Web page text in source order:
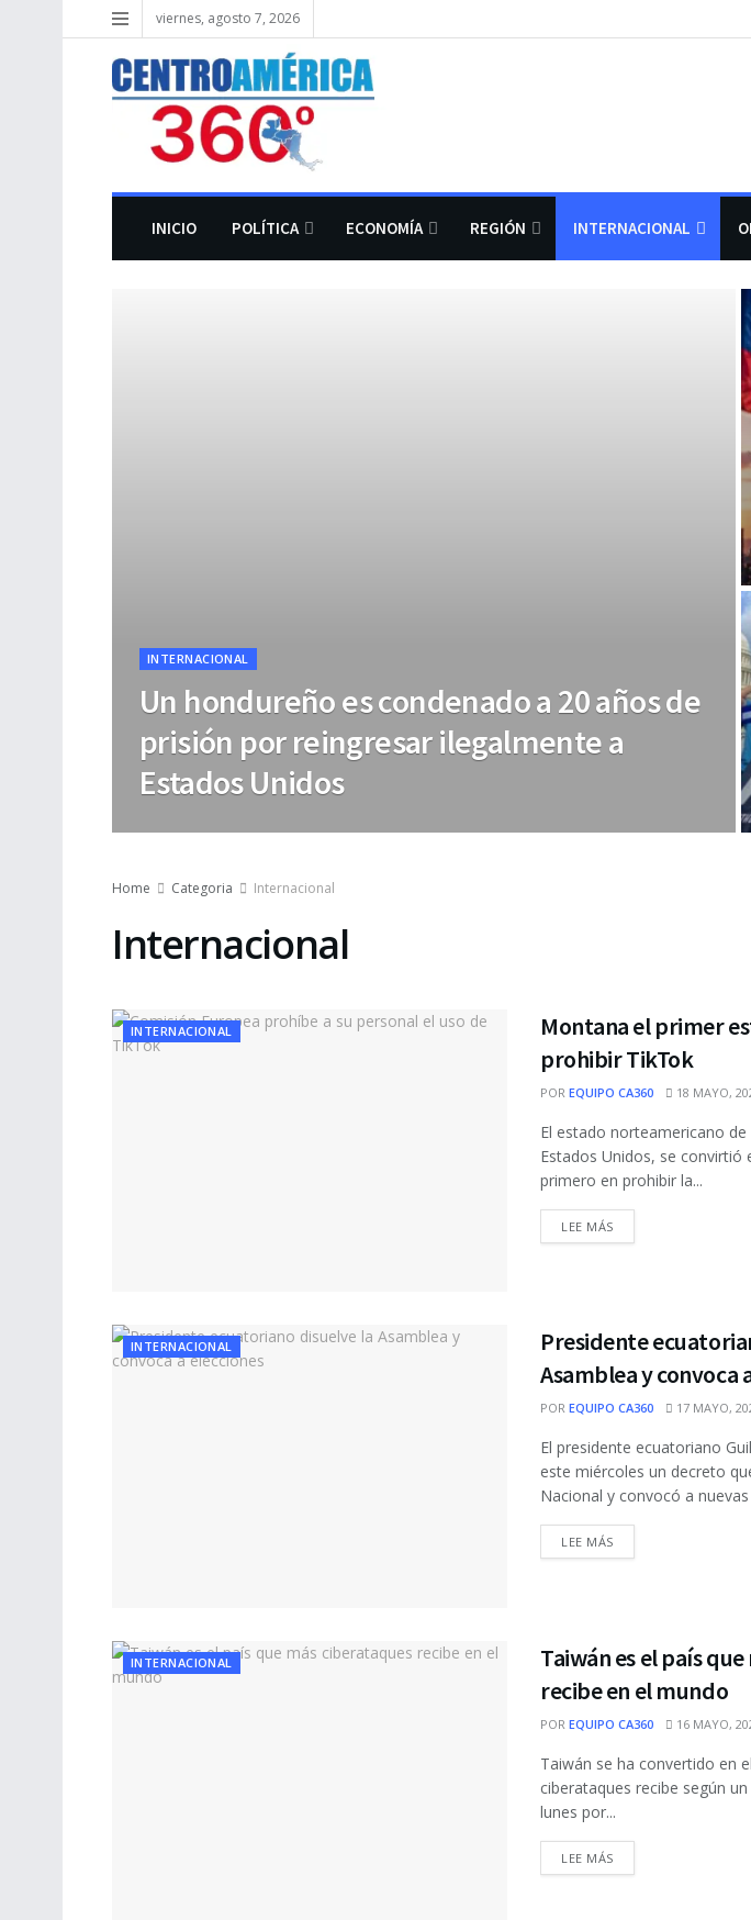
viernes, agosto 7, 2026
INICIO POLÍTICA ECONOMÍA REGIÓN INTERNACIONAL
INTERNACIONAL
Un hondureño es condenado a 20 años de
prisión por reingresar ilegalmente a
Estados Unidos
Home Categoria Internacional
Internacional
INTERNACIONAL
Montana el primer
prohibir TikTok
POR EQUIPO CA360 18 MAYO,
El estado norteamericano
Estados Unidos, se convirtió
primero en prohibir la...
LEE MÁSDETAILS
INTERNACIONAL
Presidente
Asamblea y convoca
POR EQUIPO CA360 17 MAYO,
El presidente ecuatoriano
este miércoles un decreto
Nacional y convocó a nuevas
LEE MÁSDETAILS
INTERNACIONAL
Taiwán es el país
recibe en el mundo
POR EQUIPO CA360 16 MAYO,
Taiwán se ha convertido en
ciberataques recibe según
lunes por...
LEE MÁSDETAILS